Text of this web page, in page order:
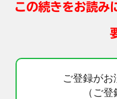
この続きをお読み
ご登録がお
（ご